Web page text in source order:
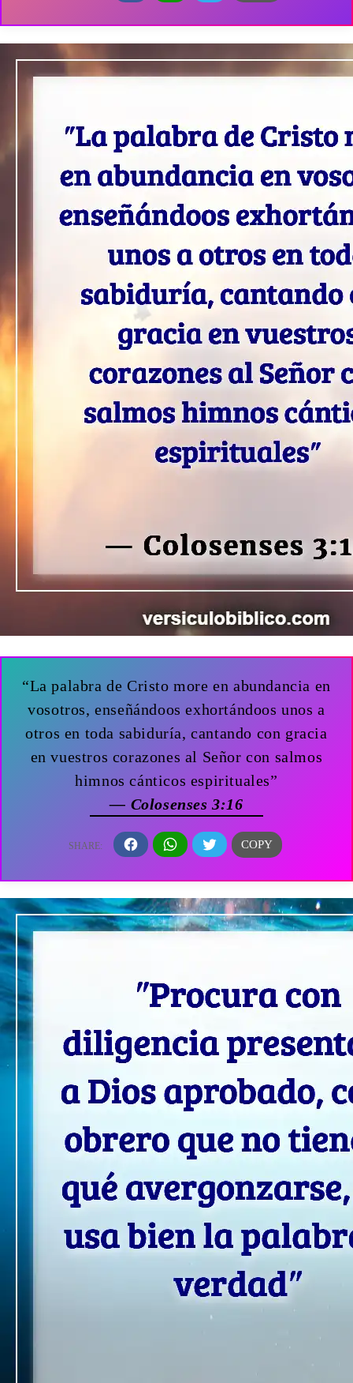
“La palabra de Cristo more en abundancia en
vosotros, enseñándoos exhortándoos unos a
otros en toda sabiduría, cantando con gracia
en vuestros corazones al Señor con salmos
himnos cánticos espirituales”
— Colosenses 3:16